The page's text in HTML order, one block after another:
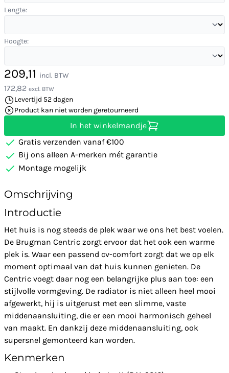
Lengte:
Hoogte:
209,11 incl. BTW
172,82 excl. BTW
Levertijd 52 dagen
Product kan niet worden geretourneerd
In het winkelmandje
Gratis verzenden vanaf €100
Bij ons alleen A-merken mét garantie
Montage mogelijk
Omschrijving
Introductie
Het huis is nog steeds de plek waar we ons het best voelen.
De Brugman Centric zorgt ervoor dat het ook een warme
plek is. Waar een passend cv-comfort zorgt dat we op elk
moment optimaal van dat huis kunnen genieten. De
Centric voegt daar nog een belangrijke plus aan toe: een
stijlvolle vormgeving. De radiator is niet alleen heel mooi
afgewerkt, hij is uitgerust met een slimme, vaste
middenaansluiting, die er een mooi harmonisch geheel
van maakt. En dankzij deze middenaansluiting, ook
supersnel gemonteerd kan worden.
Kenmerken